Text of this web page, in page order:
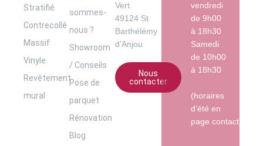
Stratifié
Contrecollé
Massif
Vinyle
Revêtement
mural
sommes-
nous ?
Showroom
/ Conseils
Pose de
parquet
Rénovation
Blog
Vert
49124 St
Barthélémy
d’Anjou
Nous
contacter
vendredi
de 9h00
à 18h30
Samedi
de 10h00
à 18h30
(horaires
d’été en
page contact)